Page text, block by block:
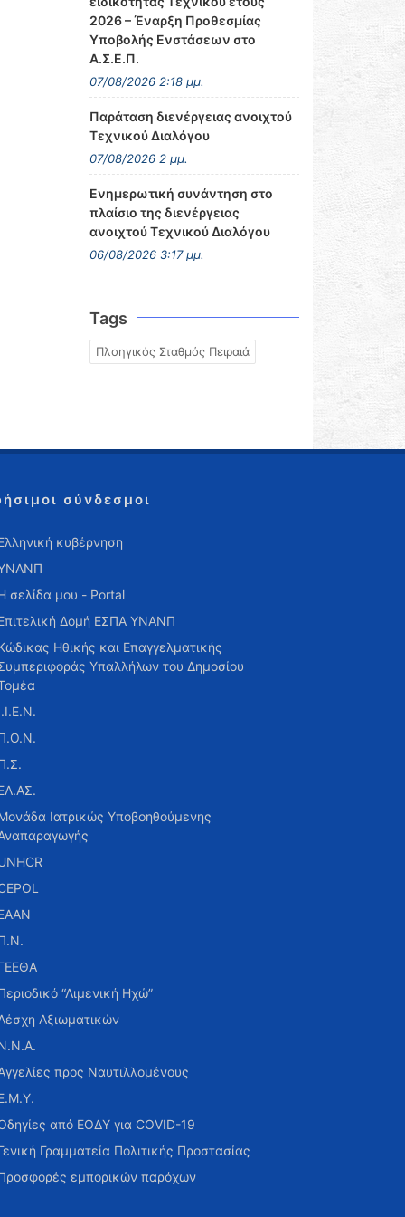
2026 – Έναρξη Προθεσμίας
Υποβολής Ενστάσεων στο
Α.Σ.Ε.Π.
07/08/2026 2:18 μμ.
Παράταση διενέργειας ανοιχτού
Τεχνικού Διαλόγου
07/08/2026 2 μμ.
Ενημερωτική συνάντηση στο
πλαίσιο της διενέργειας
ανοιχτού Τεχνικού Διαλόγου
06/08/2026 3:17 μμ.
Tags
Πλοηγικός Σταθμός Πειραιά
σύνδεσμοι
κυβέρνηση
σελίδα μου - Portal
Δομή ΕΣΠΑ ΥΝΑΝΠ
Ηθικής και Επαγγελματικής
Υπαλλήλων του Δημοσίου
Ιατρικώς Υποβοηθούμενης
“Λιμενική Ηχώ”
Αξιωματικών
προς Ναυτιλλομένους
από ΕΟΔΥ για COVID-19
Γραμματεία Πολιτικής Προστασίας
εμπορικών παρόχων